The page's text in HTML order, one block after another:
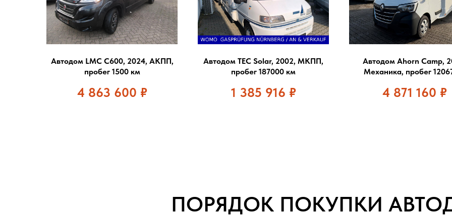
Автодом LMC C600, 2024, АКПП,
пробег 1500 км
4 863 600 ₽
Автодом TEC Solar, 2002, МКПП,
пробег 187000 км
1 385 916 ₽
Автодом Ahorn Camp,
Механика, пробег
4 871 160 ₽
ПОРЯДОК ПОКУПКИ